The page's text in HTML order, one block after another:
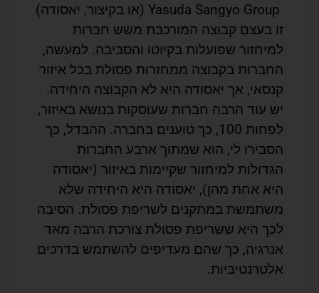
Yasuda Sangyo Group (או בקיצור, יאסודה)
זו בעצם קבוצה המורכבת משש חברות
למיחזור שפועלות בקיוטו והסביבה. למעשה,
החברות בקבוצה ממחזרות פסולת בכל איזור
קנסאי, אך יאסודה היא לא הקבוצה היחידה.
יש עוד הרבה חברות שעוסקות בנושא באיזור,
לפחות 100, כך טוענים בחברה. ההבדל, כך
הסבירו לי, הוא שמתוך ארבע החברות
הגדולות למיחזור שקיימות באיזור (יאסודה
היא אחת מהן), יאסודה היא היחידה שלא
משתמשת במתקנים לשריפת פסולת. הסיבה
לכך היא ששריפת פסולת צורכת הרבה מאד
אנרגיה, כך שהם מעדיפים להשתמש בדרכים
אלטרנטיביות.